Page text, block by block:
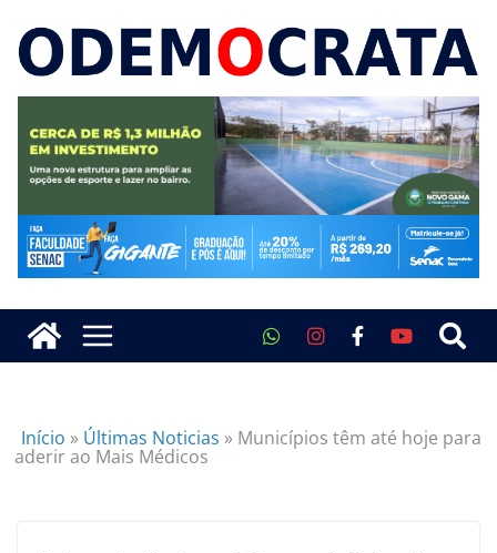
Início » Últimas Noticias » Municípios têm até hoje para
aderir ao Mais Médicos